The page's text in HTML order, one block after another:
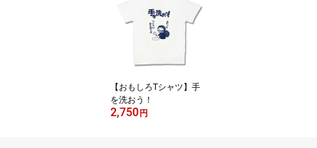
【おもしろTシャツ】手
を洗おう！
2,750 円